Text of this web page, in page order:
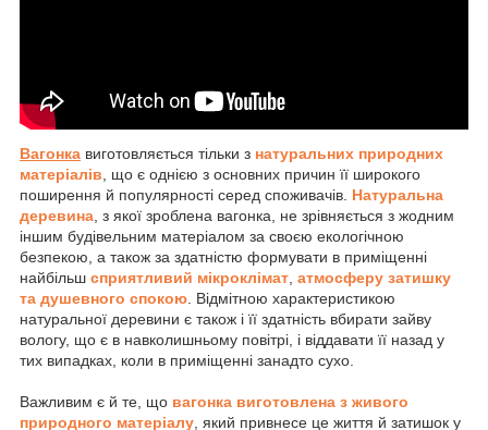
Вагонка виготовляється тільки з натуральних природних
матеріалів, що є однією з основних причин її широкого
поширення й популярності серед споживачів. Натуральна
деревина, з якої зроблена вагонка, не зрівняється з жодним
іншим будівельним матеріалом за своєю екологічною
безпекою, а також за здатністю формувати в приміщенні
найбільш сприятливий мікроклімат, атмосферу затишку
та душевного спокою. Відмітною характеристикою
натуральної деревини є також і її здатність вбирати зайву
вологу, що є в навколишньому повітрі, і віддавати її назад у
тих випадках, коли в приміщенні занадто сухо.
Важливим є й те, що вагонка виготовлена з живого
природного матеріалу, який привнесе це життя й затишок у